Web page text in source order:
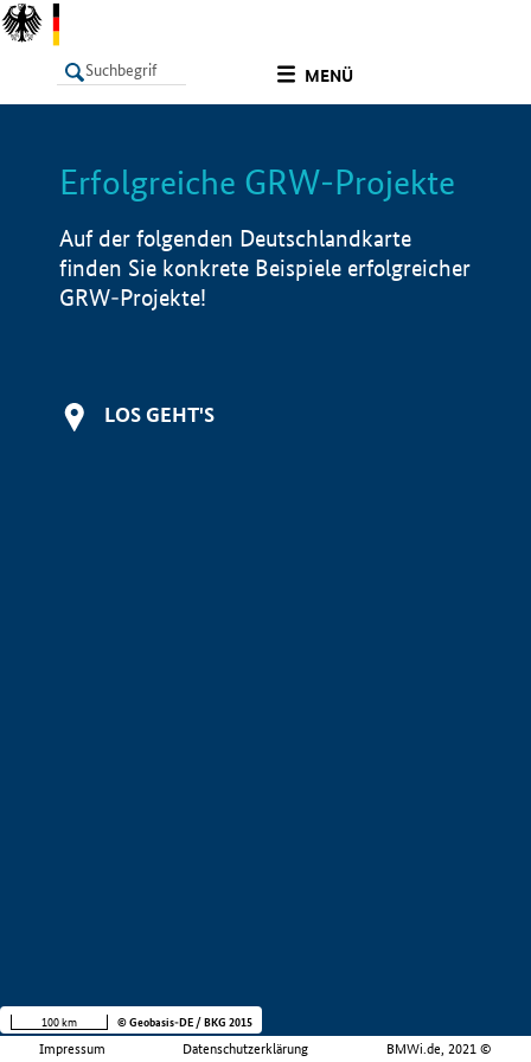
MENÜ
LISTE Info
Erfolgreiche GRW-Projekte
Auf der folgenden Deutschlandkarte
finden Sie konkrete Beispiele erfolgreicher
GRW-Projekte!
LOS GEHT'S
Impressum Datenschutzerklärung BMWi.de, 2021 ©
100 km © Geobasis-DE / BKG 2015